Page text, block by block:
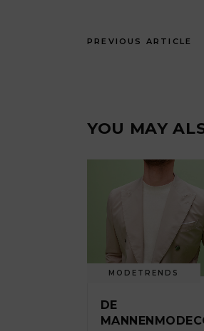
PREVIOUS ARTICLE
YOU MAY
MODETRENDS
DE